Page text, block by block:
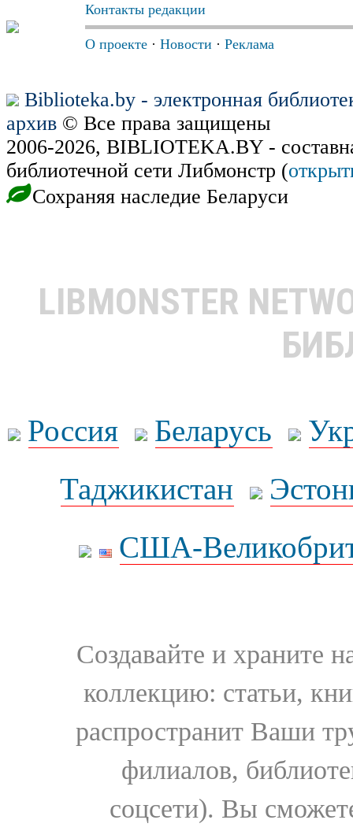
Контакты редакции
О проекте · Новости · Реклама
Biblioteka.by - электронная
архив © Все права защищены
2006-2026, BIBLIOTEKA.BY -
библиотечной сети Либмонстр (
Сохраняя наследие Беларуси
LIBMONSTER
Россия Беларусь
Таджикистан
США-
Создавайте и храните
коллекцию: статьи,
распространит Ваши
филиалов,
соцсети). Вы